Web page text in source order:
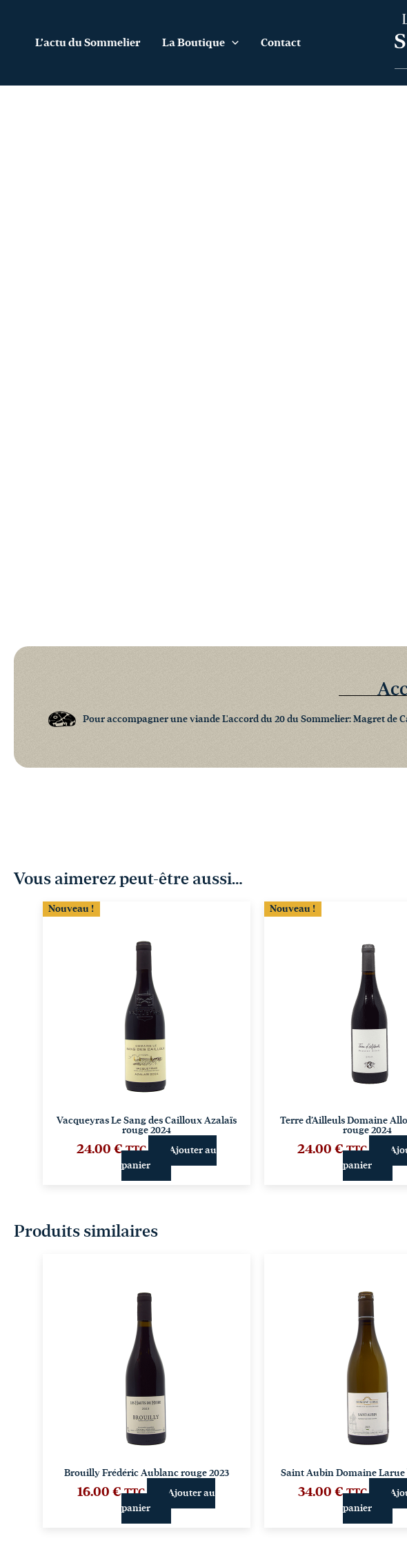
contenuL’actu du Sommelier La Boutique Contact
Pour accompagner une viande L'accord du 20 du Sommelier: Magret de
Vous aimerez peut-être aussi…
Nouveau !
Vacqueyras Le Sang des Cailloux Azalaïs
rouge 2024
24.00 € TTC
Ajouter au
panier
Nouveau !
Terre d’Ailleuls Domaine
rouge 2024
24.00€ TTC
panier
Produits similaires
Brouilly Frédéric Aublanc rouge 2023
16.00€ TTC
Ajouter au
panier
Saint Aubin Domaine Larue
34.00 € TTC
panier